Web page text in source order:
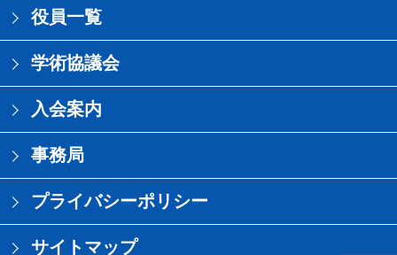
役員一覧
学術協議会
入会案内
事務局
プライバシーポリシー
サイトマップ